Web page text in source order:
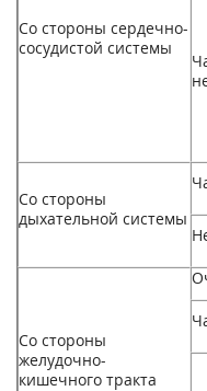
Со стороны сердечно-
сосудистой системы
Со стороны
дыхательной системы
Со стороны
желудочно-
кишечного тракта